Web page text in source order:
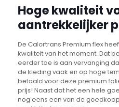
Hoge kwaliteit
aantrekkelijker
De Calortrans Premium flex
kwaliteit van het moment. Dat
eerder toe is aan vervanging
de kleding vaak en op hoge
betaald voor deze premium
prijs! Naast dat het een hele
nog eens een van de